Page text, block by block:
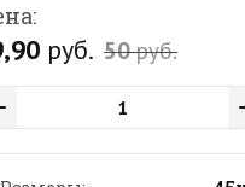
руб. 50руб.